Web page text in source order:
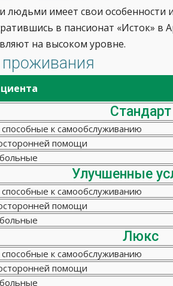
людьми имеет свои особенности
в пансионат «Исток»
на высоком уровне.
Стандарт
к самообслуживанию
помощи
Улучшенные
к самообслуживанию
помощи
Люкс
к самообслуживанию
помощи